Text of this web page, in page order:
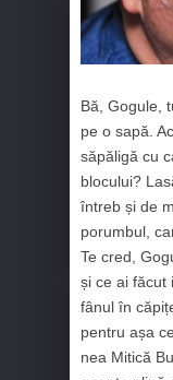
Bă, Gogule,
pe o sapă.
săpăligă cu
blocului?
întreb și de
porumbul,
Te cred,
și ce ai făcut
fânul în
pentru așa
nea Mitică